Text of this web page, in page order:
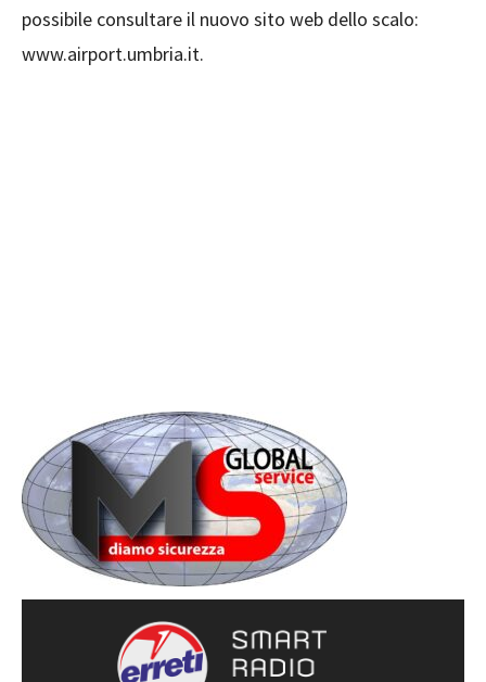
possibile consultare il nuovo sito web dello scalo:
www.airport.umbria.it.